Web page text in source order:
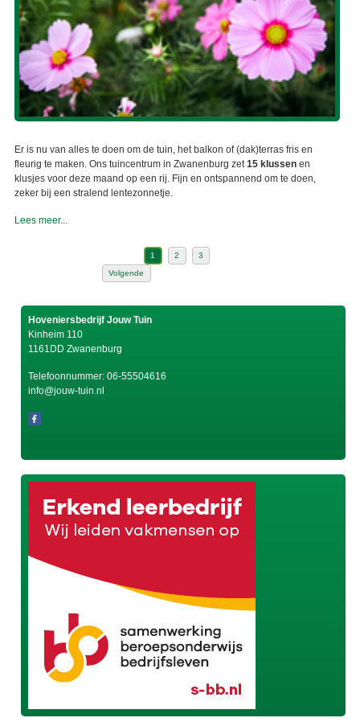
Er is nu van alles te doen om de tuin, het balkon of (dak)terras fris en
fleurig te maken. Ons tuincentrum in Zwanenburg zet15 klussen en
klusjes voor deze maand op een rij. Fijn en ontspannend om te doen,
zeker bij een stralend lentezonnetje.
Lees meer...
1 2
3
Volgende
Hoveniersbedrijf Jouw Tuin
Kinheim 110
1161DD Zwanenburg
Telefoonnummer: 06-55504616
info@jouw-tuin.nl